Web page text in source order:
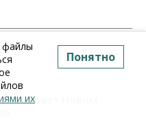
Новосибирск
файлы
их
Понятно